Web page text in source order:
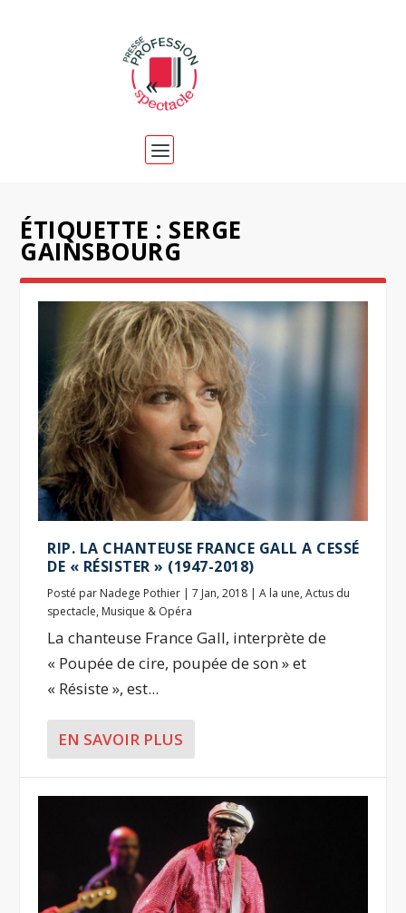
ÉTIQUETTE : SERGE
GAINSBOURG
RIP. LA CHANTEUSE FRANCE GALL A CESSÉ
DE « RÉSISTER » (1947-2018)
Posté par Nadege Pothier |7 Jan, 2018 |A la une,Actus du
spectacle, Musique & Opéra
La chanteuse France Gall, interprète de
« Poupée de cire, poupée de son » et
« Résiste », est...
EN SAVOIR PLUS